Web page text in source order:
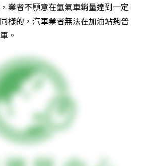
業者不願意在氫氣車銷量達到一定
樣的，汽車業者無法在加油站夠普
。